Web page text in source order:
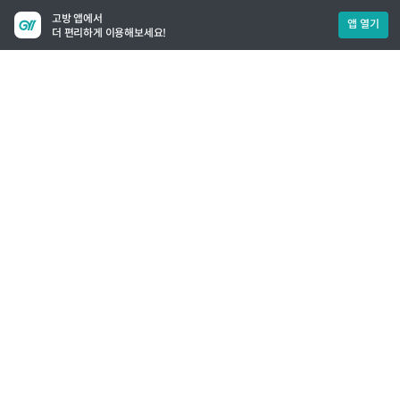
고방 앱에서
더 편리하게 이용해보세요!
앱 열기